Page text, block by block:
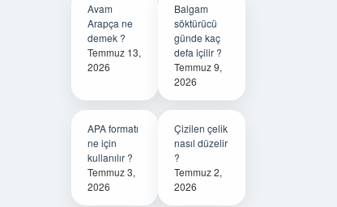
Avam
Arapça ne
demek ?
Temmuz 13,
2026
Balgam
söktürücü
günde kaç
defa içilir ?
Temmuz 9,
2026
APA formatı
ne için
kullanılır ?
Temmuz 3,
2026
Çizilen çelik
nasıl düzelir
?
Temmuz 2,
2026